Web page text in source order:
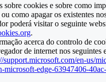
sobre cookies e sobre como
como apagar os existentes
poderá visitar o seguinte
.
acerca do controlo de
de internet nos seguintes
support.microsoft.com/en-us/
microsoft-edge-63947406-